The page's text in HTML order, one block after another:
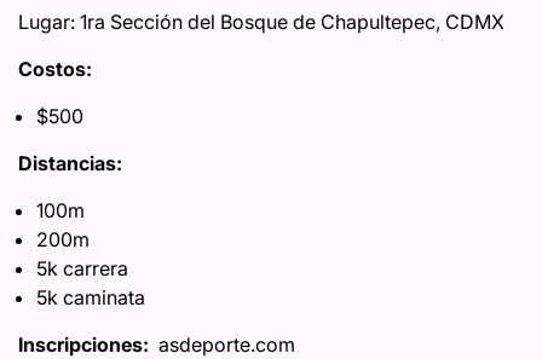
Lugar: 1ra Sección del Bosque de Chapultepec, CDMX
Costos:
$500
Distancias:
100m
200m
5k carrera
5k caminata
Inscripciones: asdeporte.com